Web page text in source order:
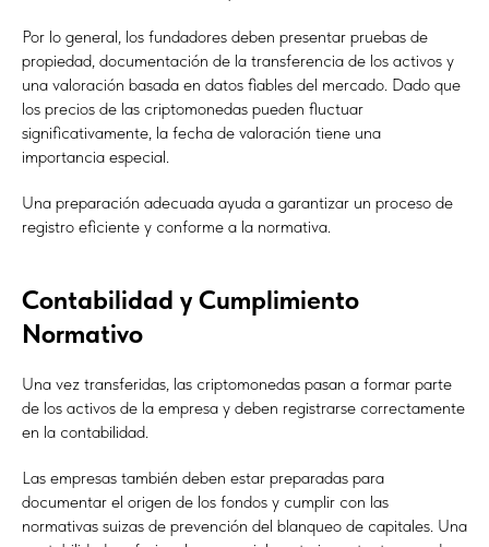
Por lo general, los fundadores deben presentar pruebas de
propiedad, documentación de la transferencia de los activos y
una valoración basada en datos fiables del mercado. Dado que
los precios de las criptomonedas pueden fluctuar
significativamente, la fecha de valoración tiene una
importancia especial.
Una preparación adecuada ayuda a garantizar un proceso de
registro eficiente y conforme a la normativa.
Contabilidad y Cumplimiento
Normativo
Una vez transferidas, las criptomonedas pasan a formar parte
de los activos de la empresa y deben registrarse correctamente
en la contabilidad.
Las empresas también deben estar preparadas para
documentar el origen de los fondos y cumplir con las
normativas suizas de prevención del blanqueo de capitales. Una